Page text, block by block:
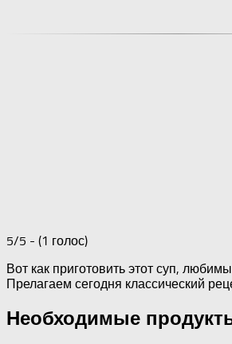
5/5 - (1 голос)
Вот как приготовить этот суп,
Прелагаем сегодня классический
Необходимые